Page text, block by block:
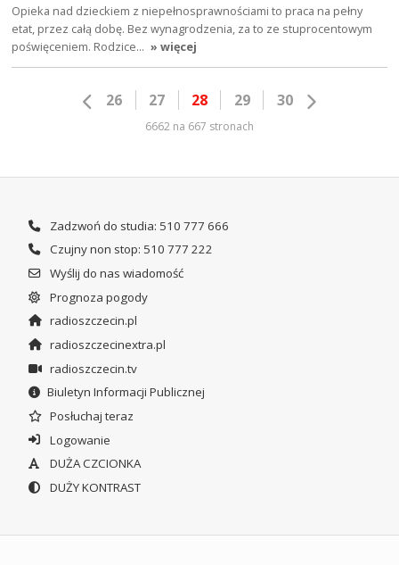
Opieka nad dzieckiem z niepełnosprawnościami to praca na pełny
etat, przez całą dobę. Bez wynagrodzenia, za to ze stuprocentowym
poświęceniem. Rodzice… » więcej
26 27 28 29 30
6662 na 667 stronach
Zadzwoń do studia: 510 777 666
Czujny non stop: 510 777 222
Wyślij do nas wiadomość
Prognoza pogody
radioszczecin.pl
radioszczecinextra.pl
radioszczecin.tv
Biuletyn Informacji Publicznej
Posłuchaj teraz
Logowanie
DUŻA CZCIONKA
DUŻY KONTRAST